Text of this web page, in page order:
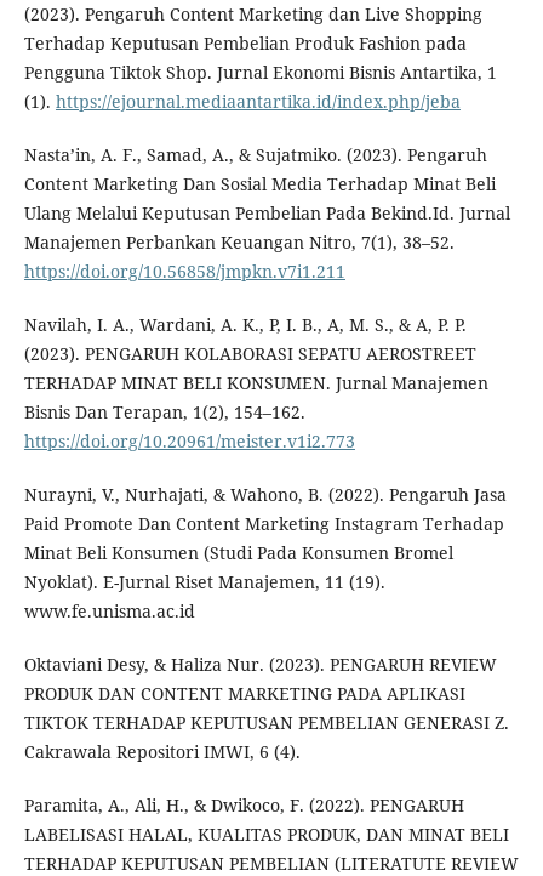
(2023). Pengaruh Content Marketing dan Live Shopping
Terhadap Keputusan Pembelian Produk Fashion pada
Pengguna Tiktok Shop. Jurnal Ekonomi Bisnis Antartika, 1
(1). https://ejournal.mediaantartika.id/index.php/jeba
Nasta’in, A. F., Samad, A., & Sujatmiko. (2023). Pengaruh
Content Marketing Dan Sosial Media Terhadap Minat Beli
Ulang Melalui Keputusan Pembelian Pada Bekind.Id. Jurnal
Manajemen Perbankan Keuangan Nitro, 7(1), 38–52.
https://doi.org/10.56858/jmpkn.v7i1.211
Navilah, I. A., Wardani, A. K., P, I. B., A, M. S., & A, P. P.
(2023). PENGARUH KOLABORASI SEPATU AEROSTREET
TERHADAP MINAT BELI KONSUMEN. Jurnal Manajemen
Bisnis Dan Terapan, 1(2), 154–162.
https://doi.org/10.20961/meister.v1i2.773
Nurayni, V., Nurhajati, & Wahono, B. (2022). Pengaruh Jasa
Paid Promote Dan Content Marketing Instagram Terhadap
Minat Beli Konsumen (Studi Pada Konsumen Bromel
Nyoklat). E-Jurnal Riset Manajemen, 11 (19).
www.fe.unisma.ac.id
Oktaviani Desy, & Haliza Nur. (2023). PENGARUH REVIEW
PRODUK DAN CONTENT MARKETING PADA APLIKASI
TIKTOK TERHADAP KEPUTUSAN PEMBELIAN GENERASI Z.
Cakrawala Repositori IMWI, 6 (4).
Paramita, A., Ali, H., & Dwikoco, F. (2022). PENGARUH
LABELISASI HALAL, KUALITAS PRODUK, DAN MINAT BELI
TERHADAP KEPUTUSAN PEMBELIAN (LITERATUTE REVIEW